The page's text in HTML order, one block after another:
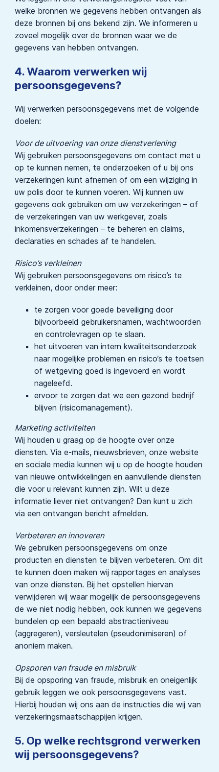
welke bronnen we gegevens hebben ontvangen als
deze bronnen bij ons bekend zijn. We informeren u
zoveel mogelijk over de bronnen waar we de
gegevens van hebben ontvangen.
4. Waarom verwerken wij
persoonsgegevens?
Wij verwerken persoonsgegevens met de volgende
doelen:
Voor de uitvoering van onze dienstverlening
Wij gebruiken persoonsgegevens om contact met u
op te kunnen nemen, te onderzoeken of u bij ons
verzekeringen kunt afnemen of om een wijziging in
uw polis door te kunnen voeren. Wij kunnen uw
gegevens ook gebruiken om uw verzekeringen – of
de verzekeringen van uw werkgever, zoals
inkomensverzekeringen – te beheren en claims,
declaraties en schades af te handelen.
Risico’s verkleinen
Wij gebruiken persoonsgegevens om risico’s te
verkleinen, door onder meer:
te zorgen voor goede beveiliging door
bijvoorbeeld gebruikersnamen, wachtwoorden
en controlevragen op te slaan.
het uitvoeren van intern kwaliteitsonderzoek
naar mogelijke problemen en risico’s te toetsen
of wetgeving goed is ingevoerd en wordt
nageleefd.
ervoor te zorgen dat we een gezond bedrijf
blijven (risicomanagement).
Marketing activiteiten
Wij houden u graag op de hoogte over onze
diensten. Via e-mails, nieuwsbrieven, onze website
en sociale media kunnen wij u op de hoogte houden
van nieuwe ontwikkelingen en aanvullende diensten
die voor u relevant kunnen zijn. Wilt u deze
informatie liever niet ontvangen? Dan kunt u zich
via een ontvangen bericht afmelden.
Verbeteren en innoveren
We gebruiken persoonsgegevens om onze
producten en diensten te blijven verbeteren. Om dit
te kunnen doen maken wij rapportages en analyses
van onze diensten. Bij het opstellen hiervan
verwijderen wij waar mogelijk de persoonsgegevens
de we niet nodig hebben, ook kunnen we gegevens
bundelen op een bepaald abstractieniveau
(aggregeren), versleutelen (pseudonimiseren) of
anoniem maken.
Opsporen van fraude en misbruik
Bij de opsporing van fraude, misbruik en oneigenlijk
gebruik leggen we ook persoonsgegevens vast.
Hierbij houden wij ons aan de instructies die wij van
verzekeringsmaatschappijen krijgen.
5. Op welke rechtsgrond verwerken
wij persoonsgegevens?